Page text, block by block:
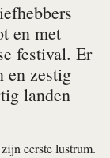
en met
festival. Er
en zestig
landen
eerste lustrum.